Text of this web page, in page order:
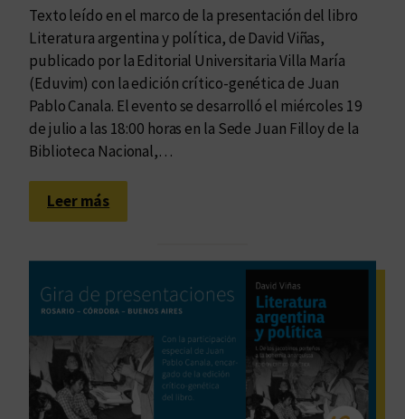
l
i
b
r
o
“
L
a
u
a
Texto leído en el marco de la presentación del libro
Literatura argentina y política, de David Viñas,
publicado por la Editorial Universitaria Villa María
(Eduvim) con la edición crítico-genética de Juan
Pablo Canala. El evento se desarrolló el miércoles 19
de julio a las 18:00 horas en la Sede Juan Filloy de la
Biblioteca Nacional,…
Leer más:
R
n
i
d
o
s
p